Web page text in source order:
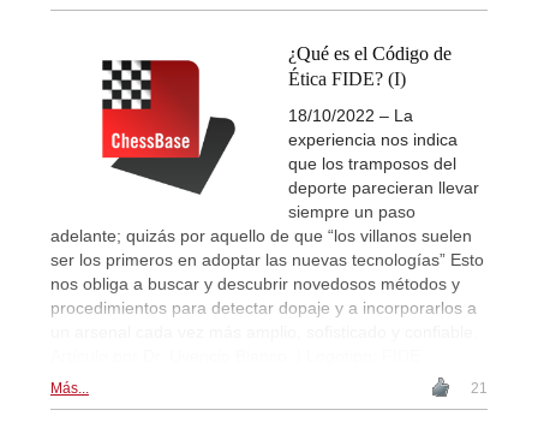
¿Qué es el Código de
Ética FIDE? (I)
18/10/2022 – La
experiencia nos indica
que los tramposos del
deporte parecieran llevar
siempre un paso
adelante; quizás por aquello de que “los villanos suelen
ser los primeros en adoptar las nuevas tecnologías” Esto
nos obliga a buscar y descubrir novedosos métodos y
procedimientos para detectar dopaje y a incorporarlos a
Más... 21